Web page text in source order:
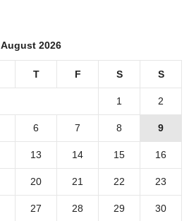
August 2026
T F S S
1 2
6 7 8 9
13 14 15 16
20 21 22 23
27 28 29 30